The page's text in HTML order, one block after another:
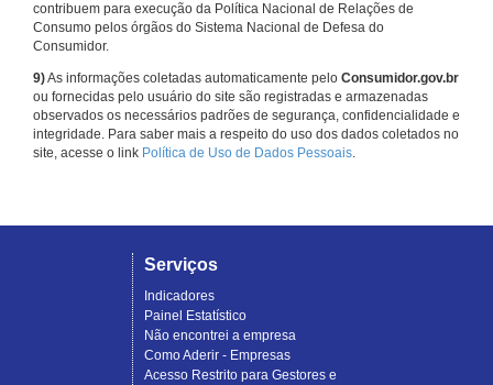
contribuem para execução da Política Nacional de Relações de
Consumo pelos órgãos do Sistema Nacional de Defesa do
Consumidor.
9)As informações coletadas automaticamente pelo Consumidor.gov.br
ou fornecidas pelo usuário do site são registradas e armazenadas
observados os necessários padrões de segurança, confidencialidade e
integridade. Para saber mais a respeito do uso dos dados coletados no
site, acesse o link Política de Uso de Dados Pessoais.
Serviços
Indicadores
Painel Estatístico
Não encontrei a empresa
Como Aderir - Empresas
Acesso Restrito para Gestores e